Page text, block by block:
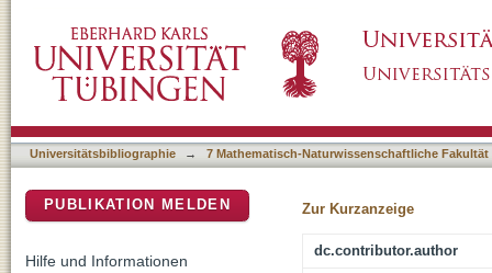
chloroplast genome
Universitätsbibliographie → 7 Mathematisch-Naturwissenschaftliche Fakultät
Zur Kurzanzeige
dc.contributor.author
PUBLIKATION MELDEN
Hilfe und Informationen